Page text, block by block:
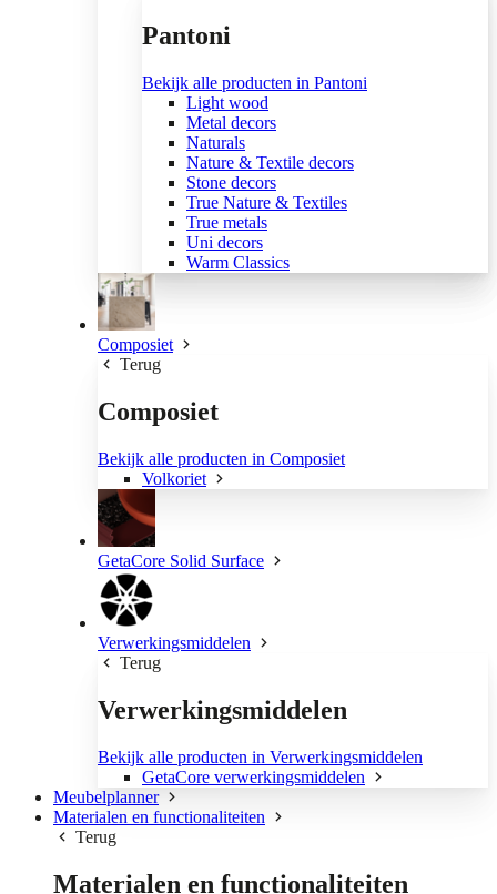
Pantoni
Bekijk alle producten in Pantoni
Light wood
Metal decors
Naturals
Nature & Textile decors
Stone decors
True Nature & Textiles
True metals
Uni decors
Warm Classics
Composiet
Terug
Composiet
Bekijk alle producten in Composiet
Volkoriet
GetaCore Solid Surface
Verwerkingsmiddelen
Terug
Verwerkingsmiddelen
Bekijk alle producten in Verwerkingsmiddelen
GetaCore verwerkingsmiddelen
Meubelplanner
Materialen en functionaliteiten
Terug
Materialen en functionaliteiten